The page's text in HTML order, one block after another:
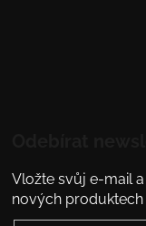
Vložte svůj e-mail
nových